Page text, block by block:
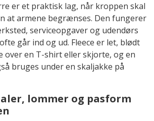
er et praktisk lag, når kroppen skal
at armene begrænses. Den fungerer
serviceopgaver og udendørs
går ind og ud. Fleece er let, blødt
over en T-shirt eller skjorte, og en
bruges under en skaljakke på
lommer og pasform